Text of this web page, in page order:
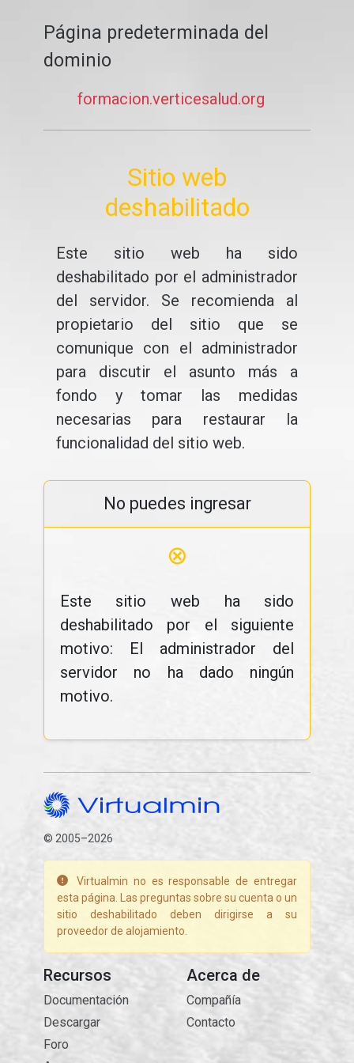
Página predeterminada del
dominio
formacion.verticesalud.org
Sitio web
deshabilitado
Este sitio web ha sido
deshabilitado por el administrador
del servidor. Se recomienda al
propietario del sitio que se
comunique con el administrador
para discutir el asunto más a
fondo y tomar las medidas
necesarias para restaurar la
funcionalidad del sitio web.
No puedes ingresar
⊗
Este sitio web ha sido
deshabilitado por el siguiente
motivo: El administrador del
servidor no ha dado ningún
motivo.
© 2005–2026
Virtualmin no es responsable de entregar
esta página. Las preguntas sobre su cuenta o un
sitio deshabilitado deben dirigirse a su
proveedor de alojamiento.
Recursos
Documentación
Descargar
Foro
Acerca de
Compañía
Contacto